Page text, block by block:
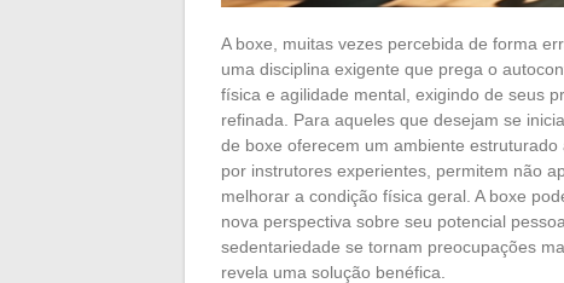
A boxe, muitas vezes percebida de forma
uma disciplina exigente que prega o
física e agilidade mental, exigindo de seus
refinada. Para aqueles que desejam se
de boxe oferecem um ambiente
por instrutores experientes, permitem não
melhorar a condição física geral. A boxe
nova perspectiva sobre seu potencial
sedentariedade se tornam preocupações
revela uma solução benéfica.